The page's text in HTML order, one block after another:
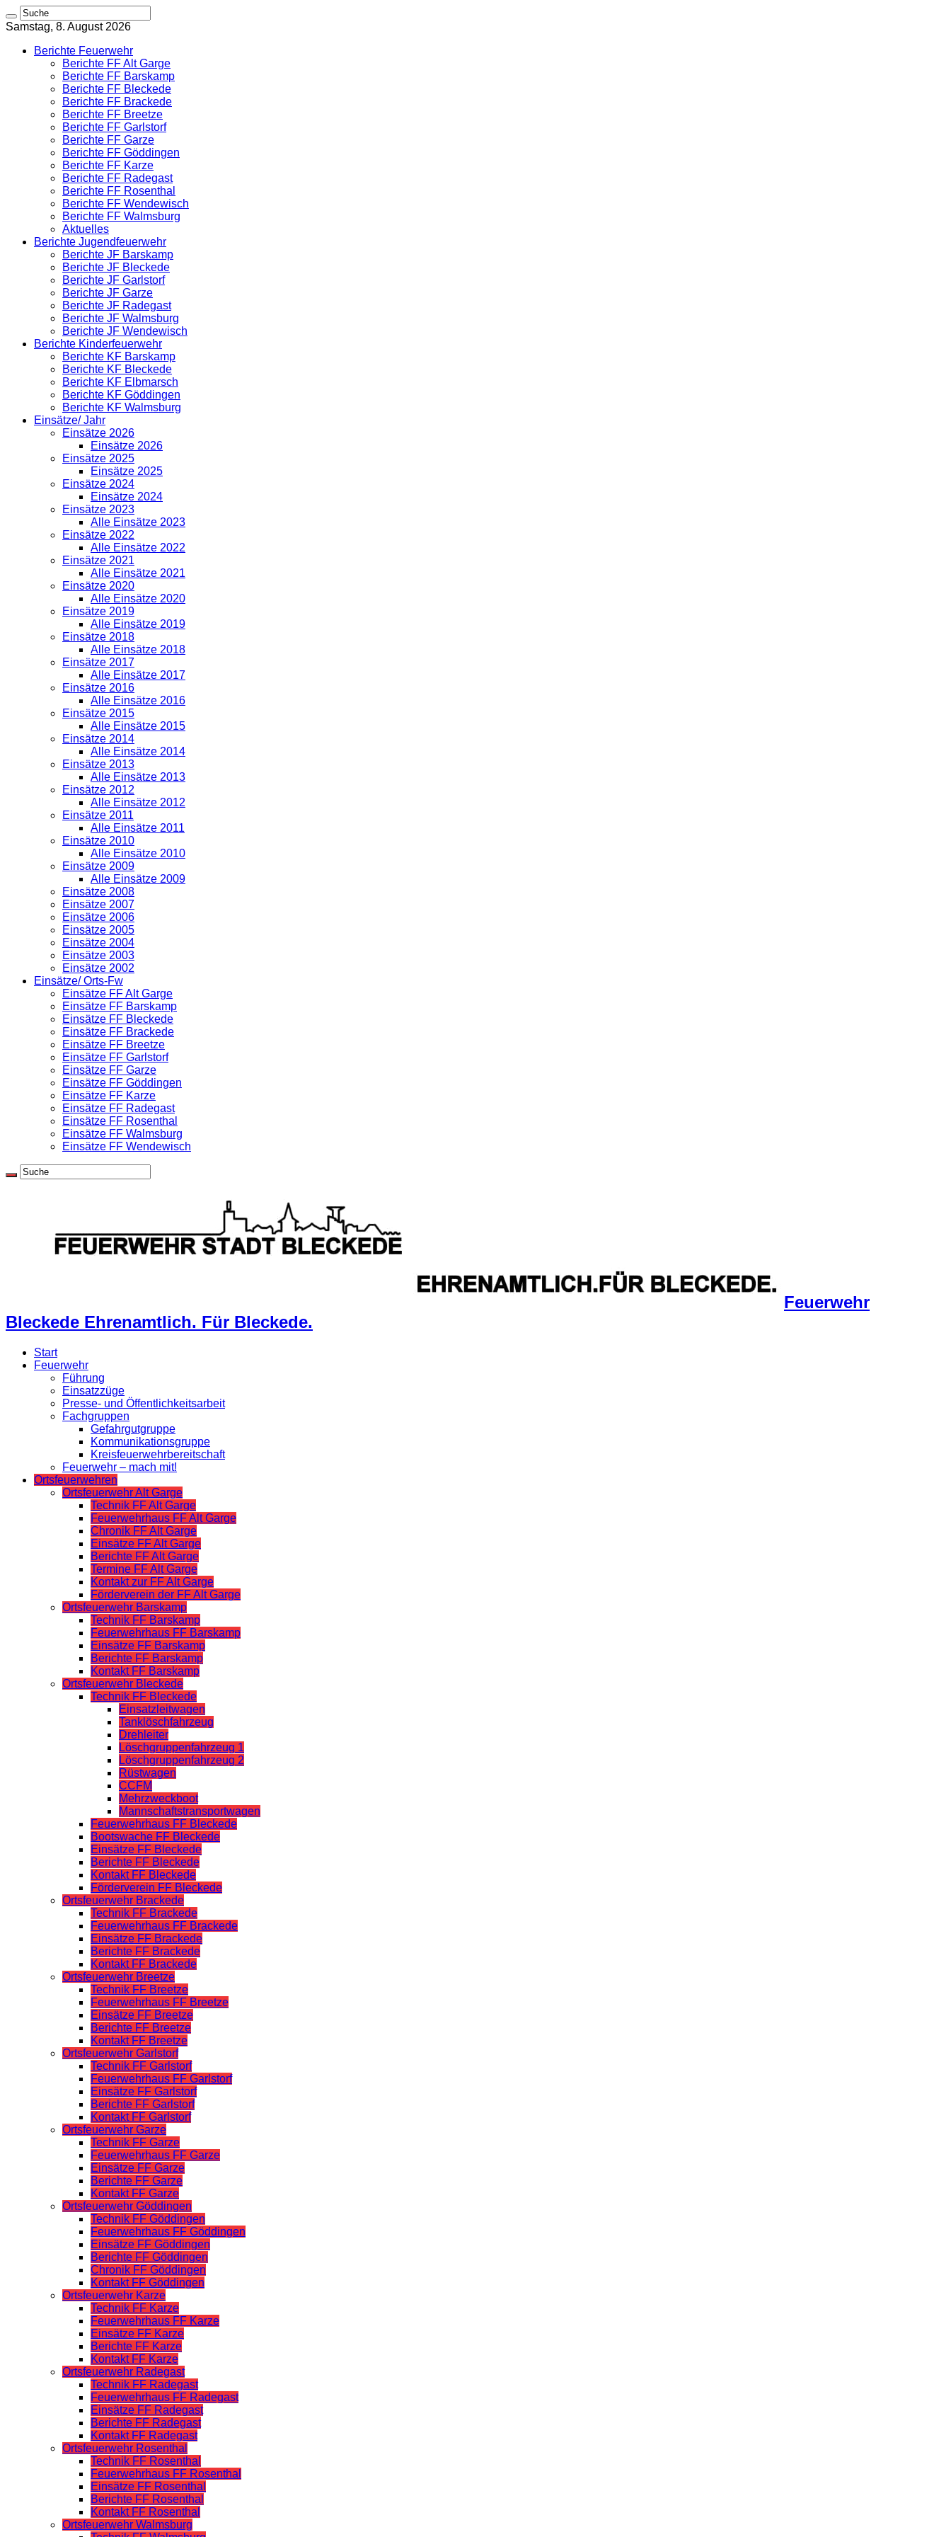
Samstag, 8. August 2026
Berichte Feuerwehr
Berichte FF Alt Garge
Berichte FF Barskamp
Berichte FF Bleckede
Berichte FF Brackede
Berichte FF Breetze
Berichte FF Garlstorf
Berichte FF Garze
Berichte FF Göddingen
Berichte FF Karze
Berichte FF Radegast
Berichte FF Rosenthal
Berichte FF Wendewisch
Berichte FF Walmsburg
Aktuelles
Berichte Jugendfeuerwehr
Berichte JF Barskamp
Berichte JF Bleckede
Berichte JF Garlstorf
Berichte JF Garze
Berichte JF Radegast
Berichte JF Walmsburg
Berichte JF Wendewisch
Berichte Kinderfeuerwehr
Berichte KF Barskamp
Berichte KF Bleckede
Berichte KF Elbmarsch
Berichte KF Göddingen
Berichte KF Walmsburg
Einsätze/ Jahr
Einsätze 2026
Einsätze 2026
Einsätze 2025
Einsätze 2025
Einsätze 2024
Einsätze 2024
Einsätze 2023
Alle Einsätze 2023
Einsätze 2022
Alle Einsätze 2022
Einsätze 2021
Alle Einsätze 2021
Einsätze 2020
Alle Einsätze 2020
Einsätze 2019
Alle Einsätze 2019
Einsätze 2018
Alle Einsätze 2018
Einsätze 2017
Alle Einsätze 2017
Einsätze 2016
Alle Einsätze 2016
Einsätze 2015
Alle Einsätze 2015
Einsätze 2014
Alle Einsätze 2014
Einsätze 2013
Alle Einsätze 2013
Einsätze 2012
Alle Einsätze 2012
Einsätze 2011
Alle Einsätze 2011
Einsätze 2010
Alle Einsätze 2010
Einsätze 2009
Alle Einsätze 2009
Einsätze 2008
Einsätze 2007
Einsätze 2006
Einsätze 2005
Einsätze 2004
Einsätze 2003
Einsätze 2002
Einsätze/ Orts-Fw
Einsätze FF Alt Garge
Einsätze FF Barskamp
Einsätze FF Bleckede
Einsätze FF Brackede
Einsätze FF Breetze
Einsätze FF Garlstorf
Einsätze FF Garze
Einsätze FF Göddingen
Einsätze FF Karze
Einsätze FF Radegast
Einsätze FF Rosenthal
Einsätze FF Walmsburg
Einsätze FF Wendewisch
Feuerwehr
Bleckede Ehrenamtlich. Für Bleckede.
Start
Feuerwehr
Führung
Einsatzzüge
Presse- und Öffentlichkeitsarbeit
Fachgruppen
Gefahrgutgruppe
Kommunikationsgruppe
Kreisfeuerwehrbereitschaft
Feuerwehr – mach mit!
Ortsfeuerwehren
Ortsfeuerwehr Alt Garge
Technik FF Alt Garge
Feuerwehrhaus FF Alt Garge
Chronik FF Alt Garge
Einsätze FF Alt Garge
Berichte FF Alt Garge
Termine FF Alt Garge
Kontakt zur FF Alt Garge
Förderverein der FF Alt Garge
Ortsfeuerwehr Barskamp
Technik FF Barskamp
Feuerwehrhaus FF Barskamp
Einsätze FF Barskamp
Berichte FF Barskamp
Kontakt FF Barskamp
Ortsfeuerwehr Bleckede
Technik FF Bleckede
Einsatzleitwagen
Tanklöschfahrzeug
Drehleiter
Löschgruppenfahrzeug 1
Löschgruppenfahrzeug 2
Rüstwagen
CCFM
Mehrzweckboot
Mannschaftstransportwagen
Feuerwehrhaus FF Bleckede
Bootswache FF Bleckede
Einsätze FF Bleckede
Berichte FF Bleckede
Kontakt FF Bleckede
Förderverein FF Bleckede
Ortsfeuerwehr Brackede
Technik FF Brackede
Feuerwehrhaus FF Brackede
Einsätze FF Brackede
Berichte FF Brackede
Kontakt FF Brackede
Ortsfeuerwehr Breetze
Technik FF Breetze
Feuerwehrhaus FF Breetze
Einsätze FF Breetze
Berichte FF Breetze
Kontakt FF Breetze
Ortsfeuerwehr Garlstorf
Technik FF Garlstorf
Feuerwehrhaus FF Garlstorf
Einsätze FF Garlstorf
Berichte FF Garlstorf
Kontakt FF Garlstorf
Ortsfeuerwehr Garze
Technik FF Garze
Feuerwehrhaus FF Garze
Einsätze FF Garze
Berichte FF Garze
Kontakt FF Garze
Ortsfeuerwehr Göddingen
Technik FF Göddingen
Feuerwehrhaus FF Göddingen
Einsätze FF Göddingen
Berichte FF Göddingen
Chronik FF Göddingen
Kontakt FF Göddingen
Ortsfeuerwehr Karze
Technik FF Karze
Feuerwehrhaus FF Karze
Einsätze FF Karze
Berichte FF Karze
Kontakt FF Karze
Ortsfeuerwehr Radegast
Technik FF Radegast
Feuerwehrhaus FF Radegast
Einsätze FF Radegast
Berichte FF Radegast
Kontakt FF Radegast
Ortsfeuerwehr Rosenthal
Technik FF Rosenthal
Feuerwehrhaus FF Rosenthal
Einsätze FF Rosenthal
Berichte FF Rosenthal
Kontakt FF Rosenthal
Ortsfeuerwehr Walmsburg